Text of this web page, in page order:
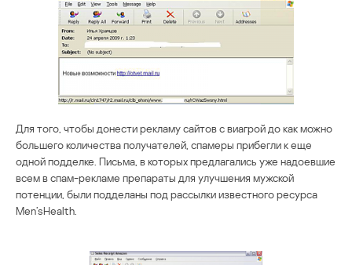
Для того, чтобы донести рекламу сайтов с виагрой до как можно
большего количества получателей, спамеры прибегли к еще
одной подделке. Письма, в которых предлагались уже надоевшие
всем в спам-рекламе препараты для улучшения мужской
потенции, были подделаны под рассылки известного ресурса
Men’sHealth.